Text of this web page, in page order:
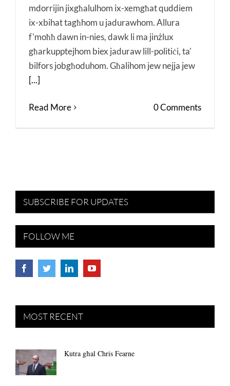
mdorrijin jixgħalulhom ix-xemgħat quddiem
ix-xbihat tagħhom u jadurawhom. Allura
f'moħħ dawn in-nies, dawk li ma jinżlux
għarkupptejhom biex jaduraw lill-politiċi, ta'
bilfors jobgħoduhom. Għalihom jew nejja jew
[...]
Read More 0 Comments
SUBSCRIBE FOR UPDATES
FOLLOW ME
MOST RECENT
Kutra għal Chris Fearne